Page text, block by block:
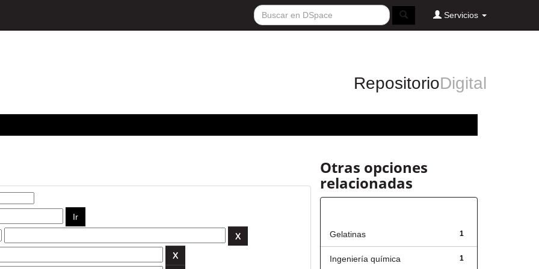
Servicios
RepositorioDigital
Otras opciones
relacionadas
1
Gelatinas
1
Ingeniería química